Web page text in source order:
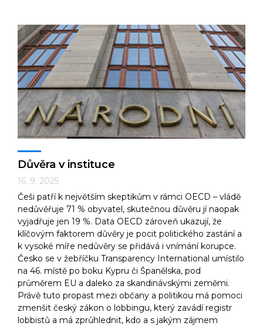
Důvěra v instituce
16. 9. 2025
Češi patří k největším skeptikům v rámci OECD – vládě
nedůvěřuje 71 % obyvatel, skutečnou důvěru jí naopak
vyjadřuje jen 19 %. Data OECD zároveň ukazují, že
klíčovým faktorem důvěry je pocit politického zastání a
k vysoké míře nedůvěry se přidává i vnímání korupce.
Česko se v žebříčku Transparency International umístilo
na 46. místě po boku Kypru či Španělska, pod
průměrem EU a daleko za skandinávskými zeměmi.
Právě tuto propast mezi občany a politikou má pomoci
zmenšit český zákon o lobbingu, který zavádí registr
lobbistů a má zprůhlednit, kdo a s jakým zájmem